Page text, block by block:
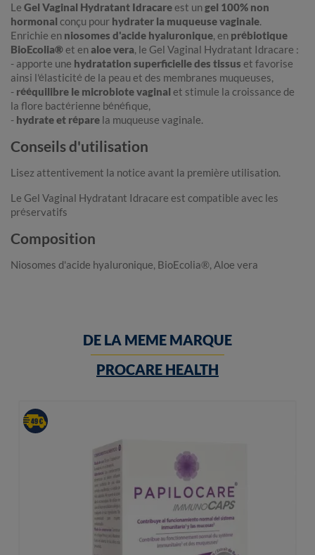
Le Gel Vaginal Hydratant Idracareest ungel 100% non
hormonal conçu pour hydrater la muqueuse vaginale.
Enrichie en niosomes d'acide hyaluronique, en prébiotique
BioEcolia®et enaloe vera, le Gel Vaginal Hydratant Idracare :
- apporte une hydratation superficielle des tissus et favorise
ainsi l'élasticité de la peau et des membranes muqueuses,
- rééquilibre le microbiote vaginal et stimule la croissance de
la flore bactérienne bénéfique,
- hydrate et répare la muqueuse vaginale.
Conseils d'utilisation
Lisez attentivement la notice avant la première utilisation.
Le Gel Vaginal Hydratant Idracare est compatible avec les
préservatifs
Composition
Niosomes d'acide hyaluronique, BioEcolia®, Aloe vera
DE LA MEME MARQUE
PROCARE HEALTH